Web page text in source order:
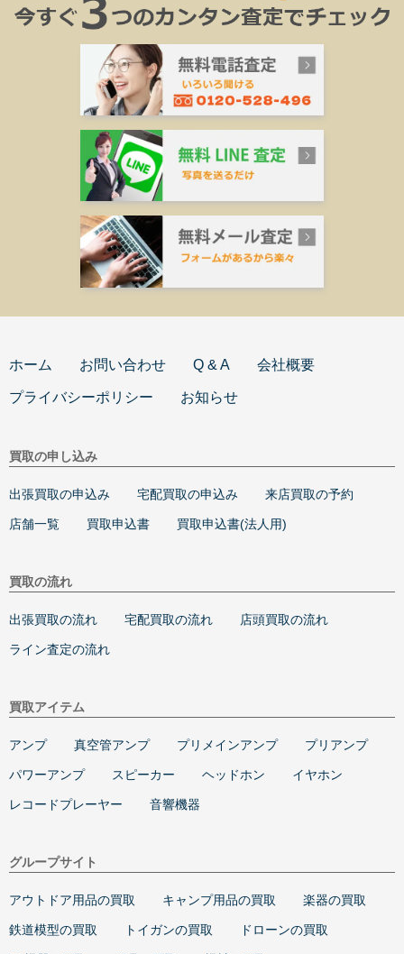
ホーム お問い合わせ Q & A 会社概要
プライバシーポリシー お知らせ
買取の申し込み
出張買取の申込み 宅配買取の申込み 来店買取の予約
店舗一覧 買取申込書 買取申込書(法人用)
買取の流れ
出張買取の流れ 宅配買取の流れ 店頭買取の流れ
ライン査定の流れ
買取アイテム
アンプ 真空管アンプ プリメインアンプ プリアンプ
パワーアンプ スピーカー ヘッドホン イヤホン
レコードプレーヤー 音響機器
グループサイト
アウトドア用品の買取 キャンプ用品の買取 楽器の買取
鉄道模型の買取 トイガンの買取 ドローンの買取